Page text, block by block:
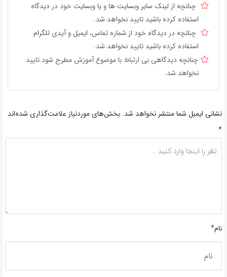
چنانچه از لینک سایر وبسایت ها و یا وبسایت خود در دیدگاه
استفاده کرده باشید تایید نخواهد شد.
چنانچه در دیدگاه خود از شماره تماس، ایمیل و آیدی تلگرام
استفاده کرده باشید تایید نخواهد شد.
چنانچه دیدگاهی بی ارتباط با موضوع آموزش مطرح شود تایید
نخواهد شد.
نشانی ایمیل شما منتشر نخواهد شد. بخش‌های موردنیاز علامت‌گذاری شده‌اند
*
نام*